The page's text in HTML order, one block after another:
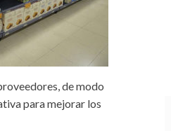
de modo
para mejorar los